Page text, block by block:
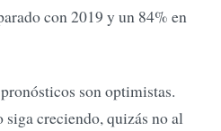
con 2019 y un 84% en
son optimistas.
siga creciendo, quizás no al